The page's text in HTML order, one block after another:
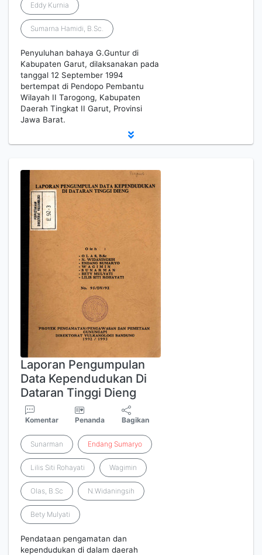
Eddy Kurnia
Sumarna Hamidi, B.Sc.
Penyuluhan bahaya G.Guntur di
Kabupaten Garut, dilaksanakan pada
tanggal 12 September 1994
bertempat di Pendopo Pembantu
Wilayah II Tarogong, Kabupaten
Daerah Tingkat II Garut, Provinsi
Jawa Barat.
Laporan Pengumpulan
Data Kependudukan Di
Dataran Tinggi Dieng
Komentar Penanda Bagikan
Sunarman Endang Sumaryo
Lilis Siti Rohayati Wagimin
Olas, B.Sc N.Widaningsih
Bety Mulyati
Pendataan pengamatan dan
kependudukan di dalam daerah